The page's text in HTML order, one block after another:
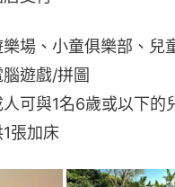
場、小童俱樂部、兒
遊戲/拼圖
可與1名6歲或以下的
張加床